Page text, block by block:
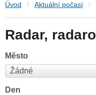
Úvod Aktuální počasí
Radar,
Město
Den